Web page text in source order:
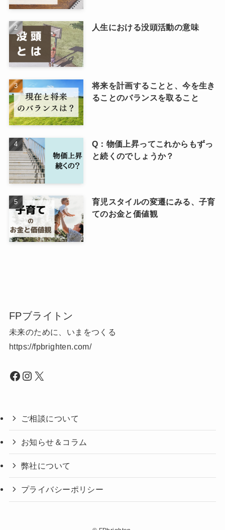
人生における没頭活動の意味
将来を計画することと、今を生き
ることのバランスを取ること
Q：物価上昇ってこれからもずっ
と続くのでしょうか？
育児スタイルの変遷にみる、子育
てのお金と価値観
FPブライトン
未来のために、いまをつくる
https://fpbrighten.com/
Facebook
Instagram
X
ご相談について
お知らせ＆コラム
弊社について
プライバシーポリシー